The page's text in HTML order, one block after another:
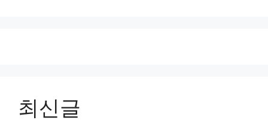
최신글